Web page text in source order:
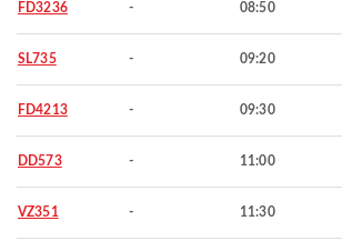
FD3236 - 08:50
SL735 - 09:20
FD4213 - 09:30
DD573 - 11:00
VZ351 - 11:30